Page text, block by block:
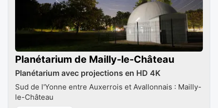
Planétarium de Mailly-le-Château
Planétarium avec projections en HD 4K
Sud de l'Yonne entre Auxerrois et Avallonnais : Mailly-
le-Château